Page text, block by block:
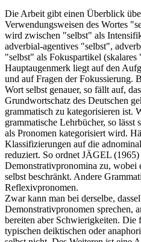
Die Arbeit gibt einen Überblick
Verwendungsweisen des Wortes
wird zwischen "selbst" als
adverbial-agentives "selbst",
"selbst" als Fokuspartikel
Hauptaugenmerk liegt auf den
und auf Fragen der Fokussierung.
Wort selbst genauer, so fällt auf,
Grundwortschatz des Deutschen
grammatisch zu kategorisieren ist.
grammatische Lehrbücher, so lässt
als Pronomen kategorisiert wird.
Klassifizierungen auf die
reduziert. So ordnet JÄGEL (1965)
Demonstrativpronomina zu, wobei
selbst beschränkt. Andere
Reflexivpronomen.
Zwar kann man bei derselbe,
Demonstrativpronomen sprechen,
bereiten aber Schwierigkeiten. Die
typischen deiktischen oder